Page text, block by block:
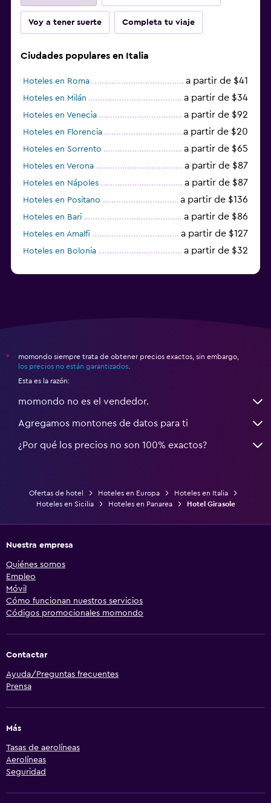
Voy a tener suerte Completa tu viaje
Ciudades populares en Italia
Hoteles en Roma a partir de $41
Hoteles en Milán a partir de $34
Hoteles en Venecia a partir de $92
Hoteles en Florencia a partir de $20
Hoteles en Sorrento a partir de $65
Hoteles en Verona a partir de $87
Hoteles en Nápoles a partir de $87
Hoteles en Positano a partir de $136
Hoteles en Bari a partir de $86
Hoteles en Amalfi a partir de $127
Hoteles en Bolonia a partir de $32
*
momondo siempre trata de obtener precios exactos, sin embargo,
los precios no están garantizados
Esta es la razón:
momondo no es el vendedor.
Agregamos montones de datos para ti
¿Por qué los precios no son 100% exactos?
Ofertas de hotel Hoteles en Europa
Hoteles en Italia
Hoteles en Sicilia
Hoteles en Panarea Hotel Girasole
Nuestra empresa
Quiénes somos
Empleo
Móvil
Cómo funcionan nuestros servicios
Códigos promocionales momondo
Contactar
Ayuda/Preguntas frecuentes
Prensa
Más
Tasas de aerolíneas
Aerolíneas
Seguridad